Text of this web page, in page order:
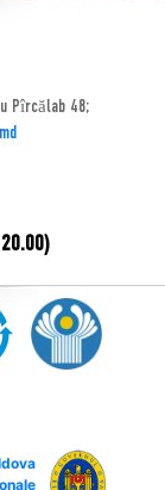
Pîrcălab 48;